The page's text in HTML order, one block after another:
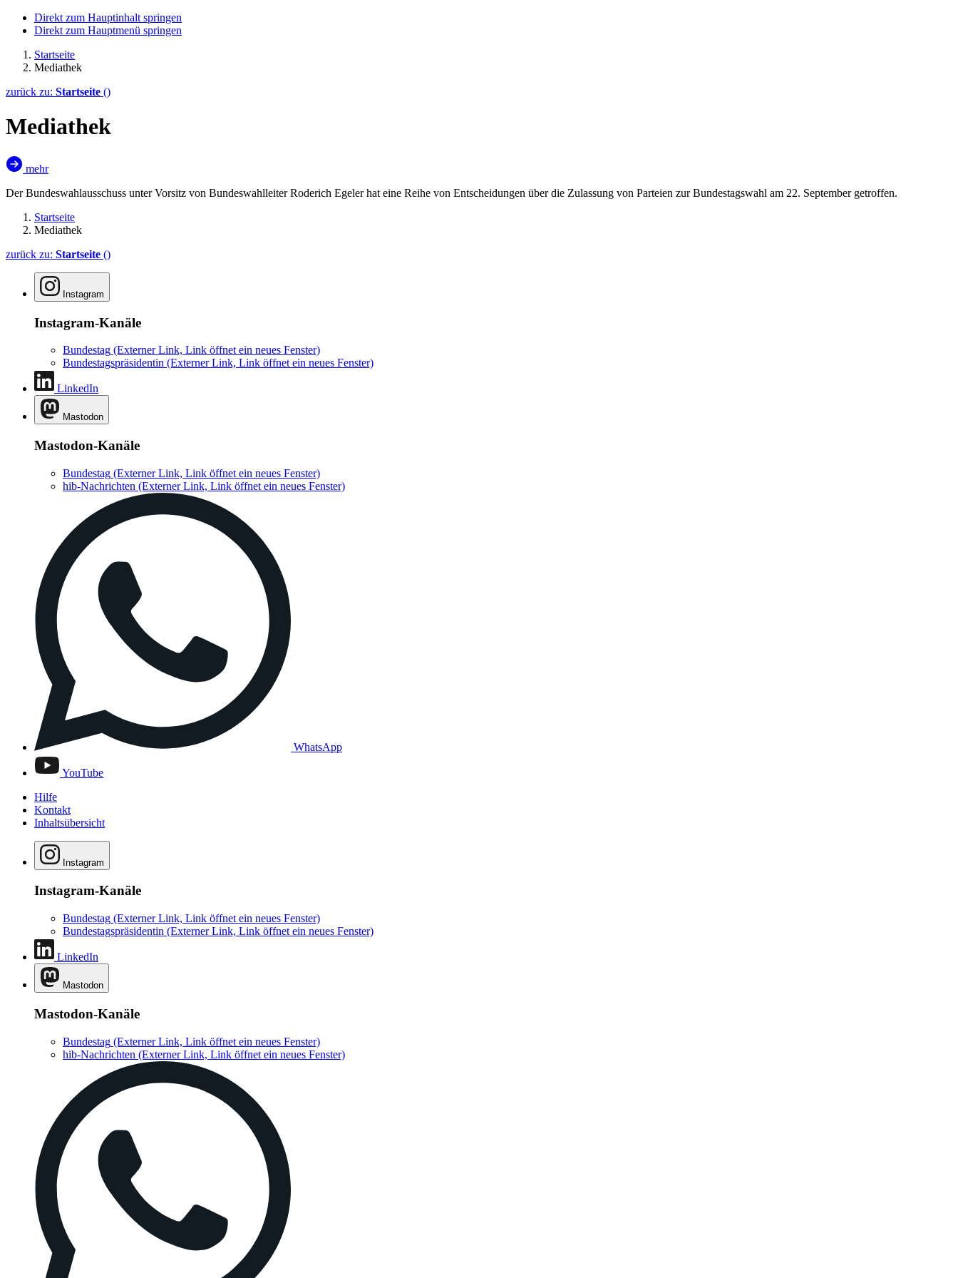
Direkt zum Hauptinhalt springen
Direkt zum Hauptmenü springen
Startseite
Mediathek
zurück zu: Startseite ()
Mediathek
mehr
Der Bundeswahlausschuss unter Vorsitz von Bundeswahlleiter Roderich Egeler hat eine Reihe von Entscheidungen über die Zulassung von Parteien zur Bundestagswahl am 22. September getroffen.
Startseite
Mediathek
zurück zu: Startseite ()
Instagram
Instagram-Kanäle
Bundestag (Externer Link, Link öffnet ein neues Fenster)
Bundestagspräsidentin (Externer Link, Link öffnet ein neues Fenster)
LinkedIn
Mastodon
Mastodon-Kanäle
Bundestag (Externer Link, Link öffnet ein neues Fenster)
hib-Nachrichten (Externer Link, Link öffnet ein neues Fenster)
WhatsApp
YouTube
Hilfe
Kontakt
Inhaltsübersicht
Instagram
Instagram-Kanäle
Bundestag (Externer Link, Link öffnet ein neues Fenster)
Bundestagspräsidentin (Externer Link, Link öffnet ein neues Fenster)
LinkedIn
Mastodon
Mastodon-Kanäle
Bundestag (Externer Link, Link öffnet ein neues Fenster)
hib-Nachrichten (Externer Link, Link öffnet ein neues Fenster)